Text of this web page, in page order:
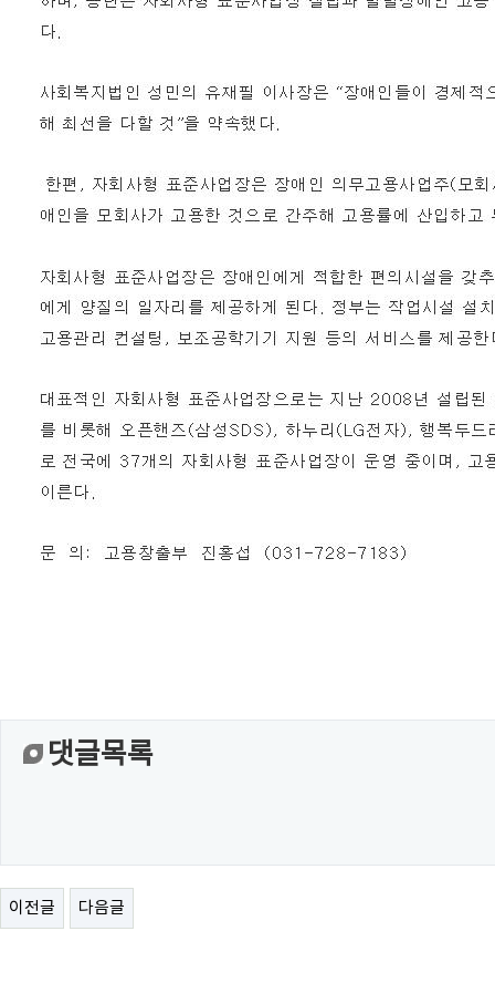
댓글목록
이전글 다음글